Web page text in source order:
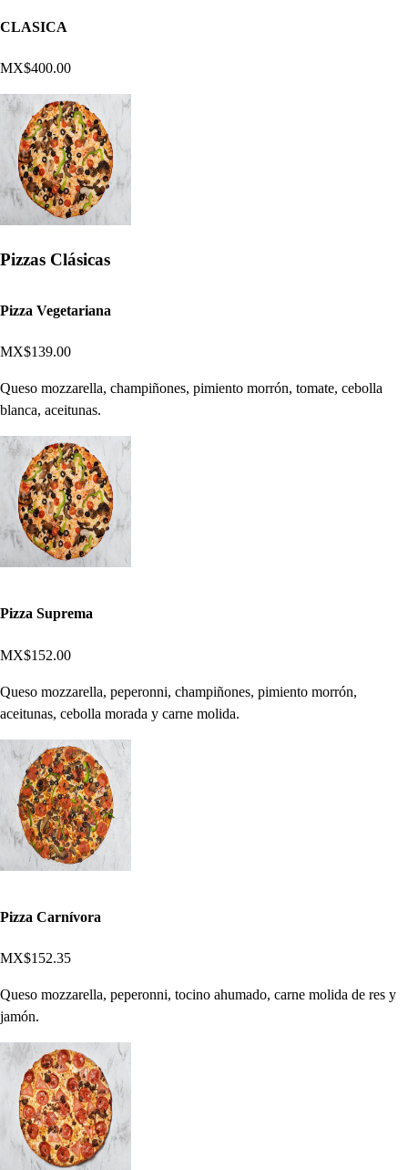
CLASICA
MX$400.00
Pizzas Clásicas
Pizza Vegetariana
MX$139.00
Queso mozzarella, champiñones, pimiento morrón, tomate, cebolla
blanca, aceitunas.
Pizza Suprema
MX$152.00
Queso mozzarella, peperonni, champiñones, pimiento morrón,
aceitunas, cebolla morada y carne molida.
Pizza Carnívora
MX$152.35
Queso mozzarella, peperonni, tocino ahumado, carne molida de res y
jamón.